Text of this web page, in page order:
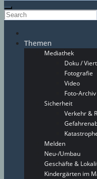
Themen
Mediathek
Doku /
Fotografie
Video
Foto-Archiv
Sicherheit
Verkehr &
Melden
Neu-/Umbau
Geschäfte &
Kindergärten im